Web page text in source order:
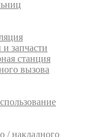
запчасти
станция
вызова
/ накладного